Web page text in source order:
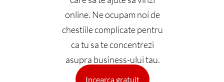
online. Ne ocupam noi de
chestiile complicate pentru
ca tu sa te concentrezi
asupra business-ului tau.
Incearca gratuit